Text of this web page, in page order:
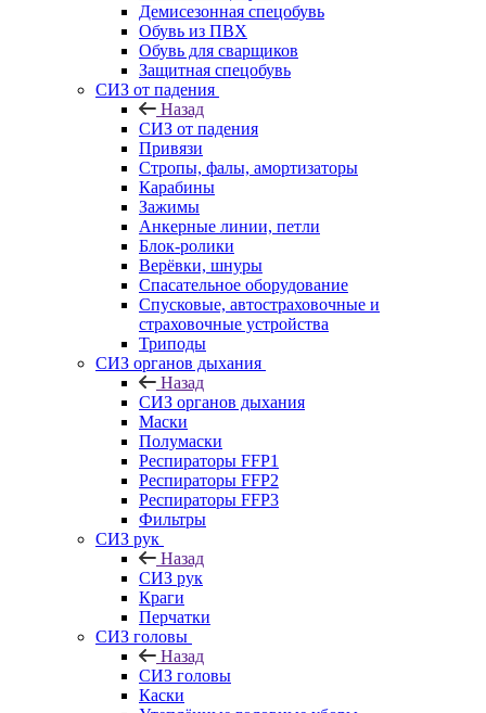
Демисезонная спецобувь
Обувь из ПВХ
Обувь для сварщиков
Защитная спецобувь
СИЗ от падения
Назад
СИЗ от падения
Привязи
Стропы, фалы, амортизаторы
Карабины
Зажимы
Анкерные линии, петли
Блок-ролики
Верёвки, шнуры
Спасательное оборудование
Спусковые, автостраховочные и
страховочные устройства
Триподы
СИЗ органов дыхания
Назад
СИЗ органов дыхания
Маски
Полумаски
Респираторы FFP1
Респираторы FFP2
Респираторы FFP3
Фильтры
СИЗ рук
Назад
СИЗ рук
Краги
Перчатки
СИЗ головы
Назад
СИЗ головы
Каски